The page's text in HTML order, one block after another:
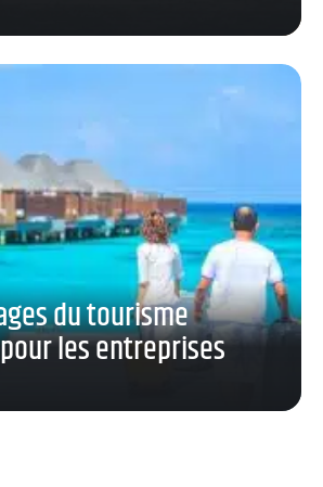
du tourisme
les entreprises